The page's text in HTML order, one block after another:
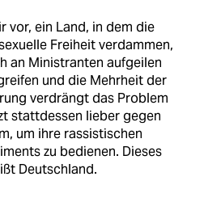
vor, ein Land, in dem die
Freiheit verdammen,
an Ministranten aufgeilen
und die Mehrheit der
verdrängt das Problem
stattdessen lieber gegen
um ihre rassistischen
zu bedienen. Dieses
Deutschland.